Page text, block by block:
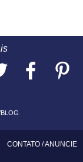
CONTATO /ANUNCIE